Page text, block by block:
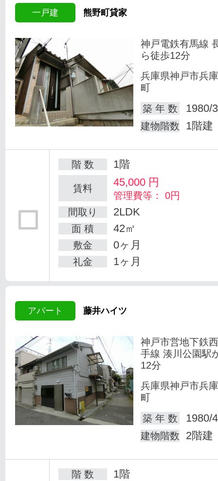
一戸建 熊野町貸家
神戸電鉄有馬線
ら徒歩12分
兵庫県神戸市兵
町
築 年 数
1980/
建物階数 1階建
階 数 1階
賃料 45,000 円
管理費等： 0円
間取り
2LDK
面 積 42㎡
敷金 0ヶ月
礼金 1ヶ月
アパート 藤井ハイツ
神戸市営地下鉄
手線 湊川公園駅
12分
兵庫県神戸市兵
町
築 年 数
1980/
建物階数 2階建
階 数 1階